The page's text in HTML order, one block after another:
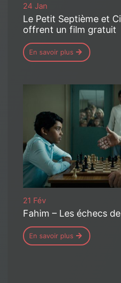
24 Jan
Le Petit Septième et
offrent un film gratuit
En savoir plus
21 Fév
Fahim – Les échecs
En savoir plus